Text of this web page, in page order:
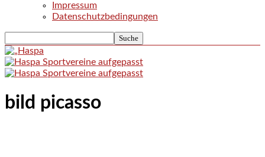
Impressum
Datenschutzbedingungen
bild picasso